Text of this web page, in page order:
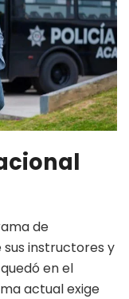
de
instructores y
en el
actual exige